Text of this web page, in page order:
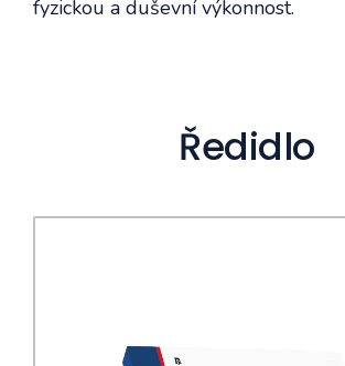
fyzickou a duševní výkonnost.
Ředidlo